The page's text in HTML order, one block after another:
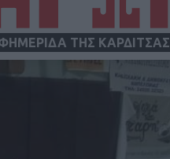
ΤΗΣ ΚΑΡΔΙΤΣΑΣ